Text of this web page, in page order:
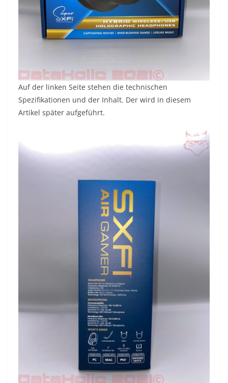
Auf der linken Seite stehen die technischen
Spezifikationen und der Inhalt. Der wird in diesem
Artikel später aufgeführt.